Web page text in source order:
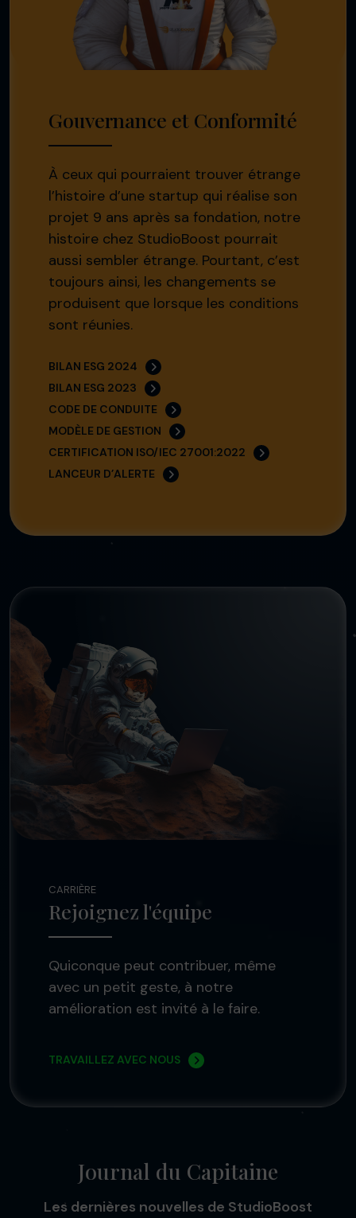
Gouvernance et Conformité
À ceux qui pourraient trouver étrange
l’histoire d’une startup qui réalise son
projet 9 ans après sa fondation, notre
histoire chez StudioBoost pourrait
aussi sembler étrange. Pourtant, c’est
toujours ainsi, les changements se
produisent que lorsque les conditions
sont réunies.
BILAN ESG 2024
BILAN ESG 2023
CODE DE CONDUITE
MODÈLE DE GESTION
CERTIFICATION ISO/IEC 27001:2022
LANCEUR D’ALERTE
CARRIÈRE
Rejoignez l'équipe
Quiconque peut contribuer, même
avec un petit geste, à notre
amélioration est invité à le faire.
TRAVAILLEZ AVEC NOUS
Journal du Capitaine
Les dernières nouvelles de StudioBoost